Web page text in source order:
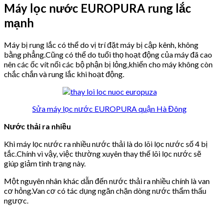
Máy lọc nước EUROPURA rung lắc
mạnh
Máy bị rung lắc có thể do vị trí đặt máy bị cập kênh, không
bằng phẳng.Cũng có thể do tuổi thọ hoạt động của máy đã cao
nên các ốc vít nối các bộ phận bị lỏng,khiến cho máy không còn
chắc chắn và rung lắc khi hoạt động.
Sửa máy lọc nước EUROPURA quận Hà Đông
Nước thải ra nhiều
Khi máy lọc nước ra nhiều nước thải là do lõi lọc nước số 4 bị
tắc.Chính vì vậy, việc thường xuyên thay thế lõi lọc nước sẽ
giúp giảm tình trạng này.
Một nguyên nhân khác dẫn đến nước thải ra nhiều chính là van
cơ hỏng.Van cơ có tác dụng ngăn chặn dòng nước thẩm thấu
ngược.